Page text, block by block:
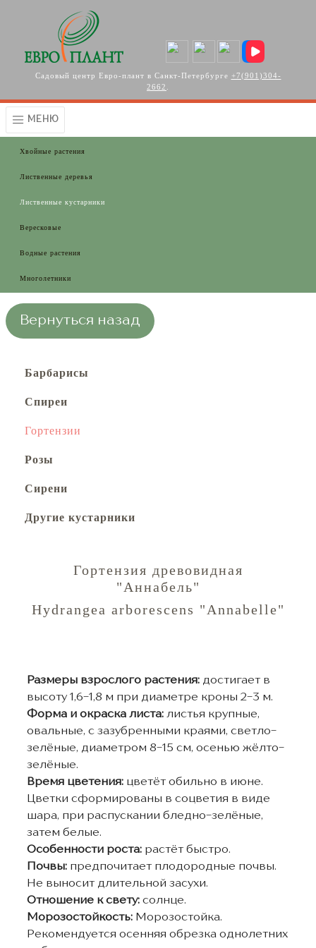
Садовый центр Евро-плант в Санкт-Петербурге +7(901)304-
2662
МЕНЮ
Хвойные растения
Лиственные деревья
Лиственные кустарники
Вересковые
Водные растения
Многолетники
Вернуться назад
Барбарисы
Спиреи
Гортензии
Розы
Сирени
Другие кустарники
Гортензия древовидная
"Аннабель"
Hydrangea arborescens "Annabelle"
Размеры взрослого растения:достигает в
высоту 1,6-1,8 м при диаметре кроны 2-3 м.
Форма и окраска листа:листья крупные,
овальные, с зазубренными краями, светло-
зелёные, диаметром 8-15 см, осенью жёлто-
зелёные.
Время цветения:цветёт обильно в июне.
Цветки сформированы в соцветия в виде
шара, при распускании бледно-зелёные,
затем белые.
Особенности роста:растёт быстро.
Почвы:предпочитает плодородные почвы.
Не выносит длительной засухи.
Отношение к свету:солнце.
Морозостойкость:Морозостойка.
Рекомендуется осенняя обрезка однолетних